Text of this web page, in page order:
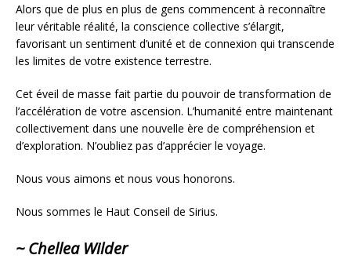
Alors que de plus en plus de gens commencent à reconnaître
leur véritable réalité, la conscience collective s’élargit,
favorisant un sentiment d’unité et de connexion qui transcende
les limites de votre existence terrestre.
Cet éveil de masse fait partie du pouvoir de transformation de
l’accélération de votre ascension. L’humanité entre maintenant
collectivement dans une nouvelle ère de compréhension et
d’exploration. N’oubliez pas d’apprécier le voyage.
Nous vous aimons et nous vous honorons.
Nous sommes le Haut Conseil de Sirius.
~ Chellea Wilder